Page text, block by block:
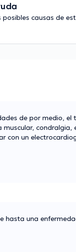
causas de
de por medio, el
condralgia,
con un
hasta una